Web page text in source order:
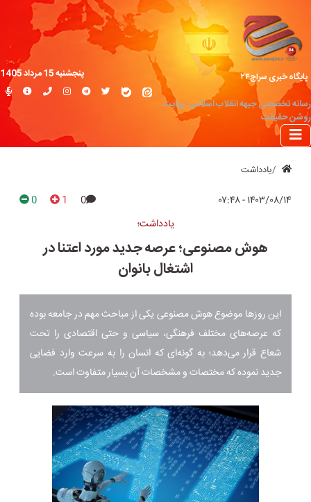
پایگاه خبری سراج۲۴
رسانه تخصصی جبهه انقلاب اسلامی؛ روایت
روشن حقیقت
پنجشنبه 15 مرداد 1405
یادداشت
۱۴۰۳/۰۸/۱۴ - ۰۷:۴۸ 0
1
0
یادداشت؛
هوش مصنوعی؛ عرصه جدید مورد اعتنا در
اشتغال بانوان
این روزها موضوع هوش مصنوعی یکی از مباحث مهم در جامعه بوده
که عرصه‌های مختلف فرهنگی، سیاسی و حتی اقتصادی را تحت
شعاع قرار می‌دهد؛ به گونه‌ای که انسان را به سرعت وارد فضایی
جدید نموده که مختصات و مشخصات آن بسیار متفاوت است.